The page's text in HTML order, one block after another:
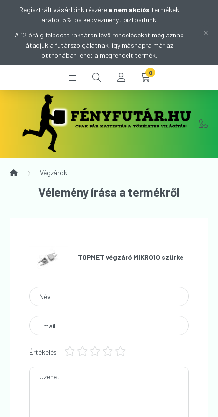
Regisztrált vásárlóink részére a nem akciós termékek
árából 5%-os kedvezményt biztosítunk!
A 12 óráig feladott raktáron lévő rendeléseket még aznap
átadjuk a futárszolgálatnak, így másnapra már az
otthonában lehet a megrendelt termék.
0
Végzárók
Vélemény írása a termékről
TOPMET végzáró MIKRO10 szürke
Név
Email
Értékelés:
Üzenet